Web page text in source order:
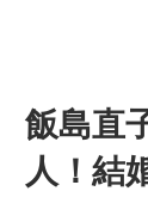
飯島直
人！結